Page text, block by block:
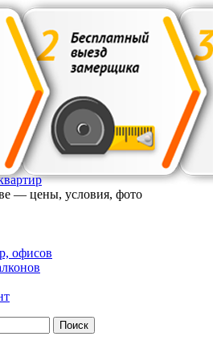
— цены, условия, фото
офисов